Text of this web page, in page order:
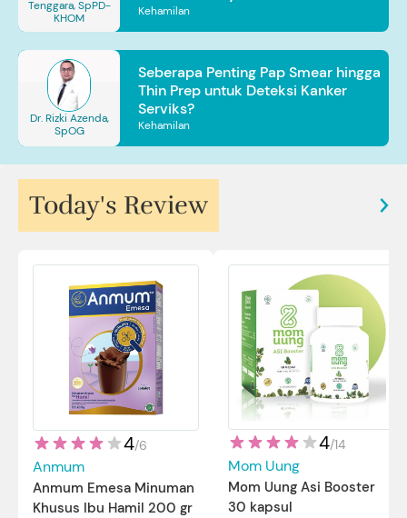
Tenggara, SpPD-
KHOM
Kehamilan
Dr. Rizki Azenda,
SpOG
Seberapa Penting Pap Smear hingga
Thin Prep untuk Deteksi Kanker
Serviks?
Kehamilan
Today's Review
4/6
Anmum
Anmum Emesa Minuman
Khusus Ibu Hamil 200 gr
4/14
Mom Uung
Mom Uung Asi Booster
30 kapsul